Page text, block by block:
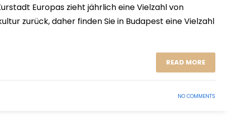
Europas zieht jährlich eine Vielzahl von
zurück, daher finden Sie in Budapest eine Vielzahl
READ MORE
NO COMMENTS